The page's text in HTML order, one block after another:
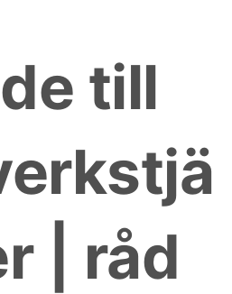
till
| råd